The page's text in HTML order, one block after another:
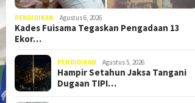
PENDIDIKAN Agustus 6, 2026
Kades Fuisama Tegaskan Pengadaan 13
Ekor…
PENDIDIKAN Agustus 5, 2026
Hampir Setahun Jaksa Tangani
Dugaan TIPI…